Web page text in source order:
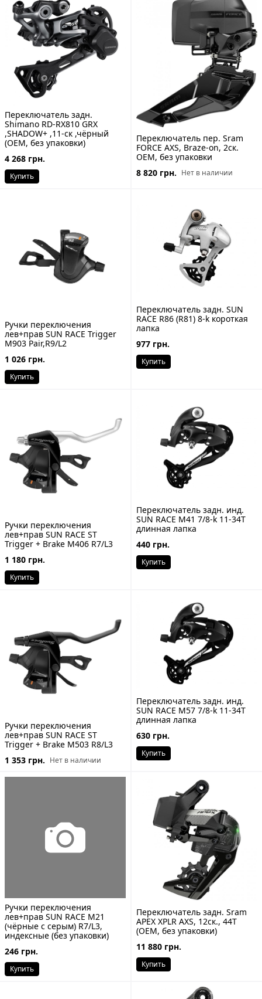
Переключатель задн.
Shimano RD-RX810 GRX
,SHADOW+ ,11-ск ,чёрный
(ОЕМ, без упаковки)
4 268 грн.
Купить
Переключатель пер. Sram
FORCE AXS, Braze-on, 2ск.
ОЕМ, без упаковки
8 820 грн. Нет в наличии
Ручки переключения
лев+прав SUN RACE Trigger
M903 Pair,R9/L2
1 026 грн.
Купить
Переключатель задн. SUN
RACE R86 (R81) 8-k короткая
лапка
977 грн.
Купить
Ручки переключения
лев+прав SUN RACE ST
Trigger + Brake M406 R7/L3
1 180 грн.
Купить
Переключатель задн. инд.
SUN RACE M41 7/8-k 11-34T
длинная лапка
440 грн.
Купить
Ручки переключения
лев+прав SUN RACE ST
Trigger + Brake M503 R8/L3
1 353 грн. Нет в наличии
Переключатель задн. инд.
SUN RACE M57 7/8-k 11-34T
длинная лапка
630 грн.
Купить
Ручки переключения
лев+прав SUN RACE M21
(чёрные с серым) R7/L3,
индексные (без упаковки)
246 грн.
Купить
Переключатель задн. Sram
APEX XPLR AXS, 12ск., 44T
(ОЕМ, без упаковки)
11 880 грн.
Купить